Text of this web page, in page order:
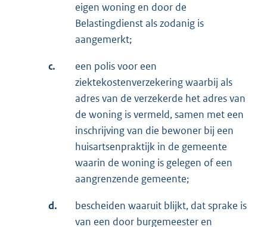
eigen woning en door de
Belastingdienst als zodanig is
aangemerkt;
c.
een polis voor een
ziektekostenverzekering waarbij als
adres van de verzekerde het adres van
de woning is vermeld, samen met een
inschrijving van die bewoner bij een
huisartsenpraktijk in de gemeente
waarin de woning is gelegen of een
aangrenzende gemeente;
d.
bescheiden waaruit blijkt, dat sprake is
van een door burgemeester en